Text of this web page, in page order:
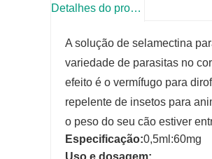
Detalhes do produto
A solução de selamectina
variedade de parasitas no
efeito é o vermífugo para
repelente de insetos para
o peso do seu cão estiver
Especificação:0,5ml:60mg